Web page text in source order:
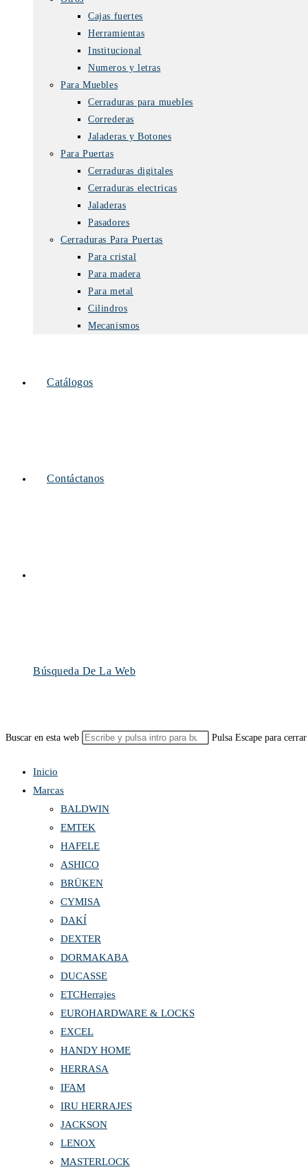
Cajas fuertes
Herramientas
Institucional
Numeros y letras
Para Muebles
Cerraduras para muebles
Correderas
Jaladeras y Botones
Para Puertas
Cerraduras digitales
Cerraduras electricas
Jaladeras
Pasadores
Cerraduras Para Puertas
Para cristal
Para madera
Para metal
Cilindros
Mecanismos
Catálogos
Contáctanos
Búsqueda De La Web
Buscar en esta web Pulsa Escape para
Inicio
Marcas
BALDWIN
EMTEK
HAFELE
ASHICO
BRÜKEN
CYMISA
DAKÍ
DEXTER
DORMAKABA
DUCASSE
ETCHerrajes
EUROHARDWARE & LOCKS
EXCEL
HANDY HOME
HERRASA
IFAM
IRU HERRAJES
JACKSON
LENOX
MASTERLOCK